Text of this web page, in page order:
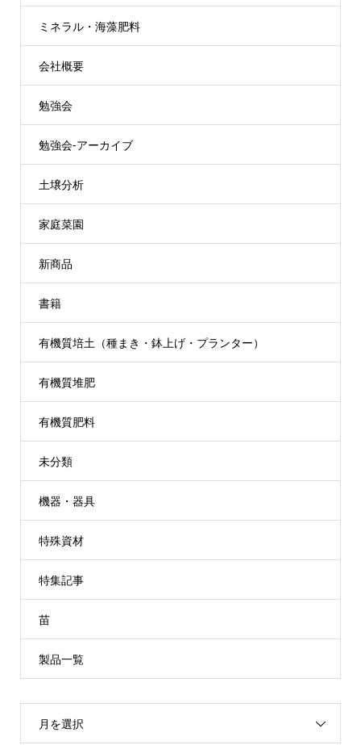
ミネラル・海藻肥料
会社概要
勉強会
勉強会-アーカイブ
土壌分析
家庭菜園
新商品
書籍
有機質培土（種まき・鉢上げ・プランター）
有機質堆肥
有機質肥料
未分類
機器・器具
特殊資材
特集記事
苗
製品一覧
月を選択